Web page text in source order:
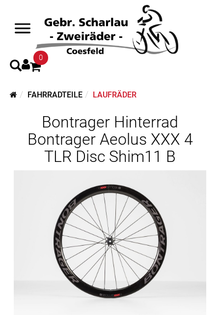
0
FAHRRADTEILE LAUFRÄDER
Bontrager Hinterrad
Bontrager Aeolus XXX 4
TLR Disc Shim11 B